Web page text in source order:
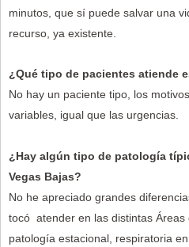
minutos, que sí puede salvar una
recurso, ya existente.
¿Qué tipo de pacientes atiende
No hay un paciente tipo, los
variables, igual que las urgencias.
¿Hay algún tipo de patología
Vegas Bajas?
No he apreciado grandes
tocó atender en las distintas Áreas
patología estacional, respiratoria